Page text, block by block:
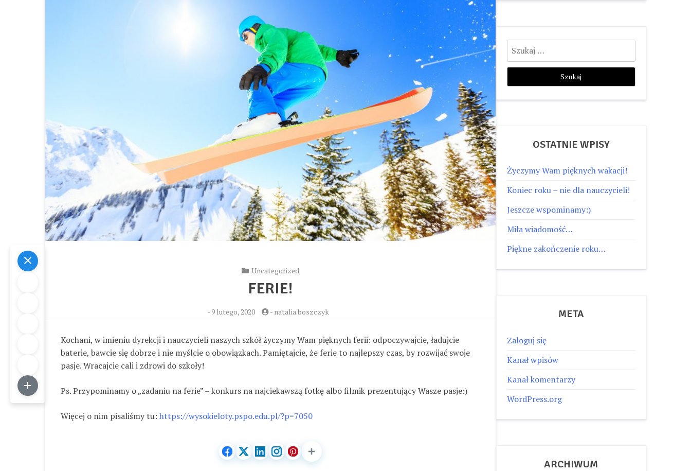
Uncategorized
FERIE!
- 9 lutego, 2020 - natalia.boszczyk
Kochani, w imieniu dyrekcji i nauczycieli naszych szkół życzymy Wam pięknych ferii: odpoczywajcie, ładujcie
baterie, bawcie się dobrze i nie myślcie o obowiązkach. Pamiętajcie, że ferie to najlepszy czas, by rozwijać swoje
pasje. Wracajcie cali i zdrowi do szkoły!
Ps. Przypominamy o „zadaniu na ferie” – konkurs na najciekawszą fotkę albo filmik prezentujący Wasze pasje:)
Więcej o nim pisaliśmy tu: https://wysokieloty.pspo.edu.pl/?p=7050
Szukaj:
OSTATNIE WPISY
Życzymy Wam pięknych wakacji!
Koniec roku – nie dla nauczycieli!
Jeszcze wspominamy:)
Miła wiadomość…
Piękne zakończenie roku…
META
Zaloguj się
Kanał wpisów
Kanał komentarzy
WordPress.org
ARCHIWUM